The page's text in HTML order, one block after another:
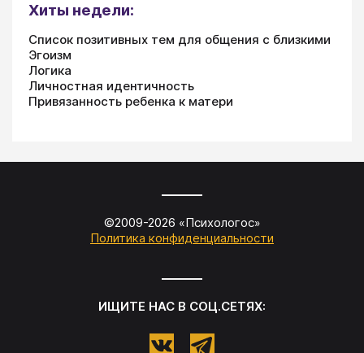
Хиты недели:
Список позитивных тем для общения с близкими
Эгоизм
Логика
Личностная идентичность
Привязанность ребенка к матери
©2009-2026 «Психологос»
Политика конфиденциальности
ИЩИТЕ НАС В СОЦ.СЕТЯХ: